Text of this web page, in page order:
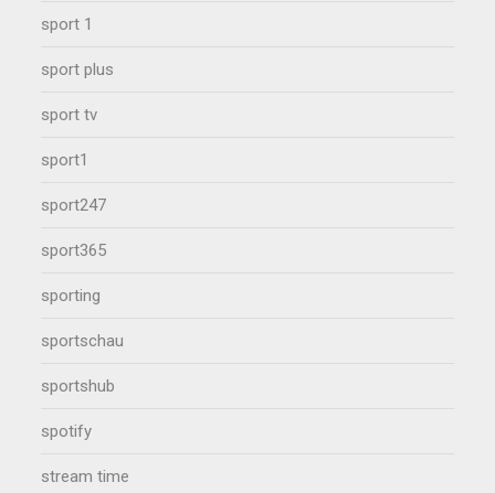
sport 1
sport plus
sport tv
sport1
sport247
sport365
sporting
sportschau
sportshub
spotify
stream time